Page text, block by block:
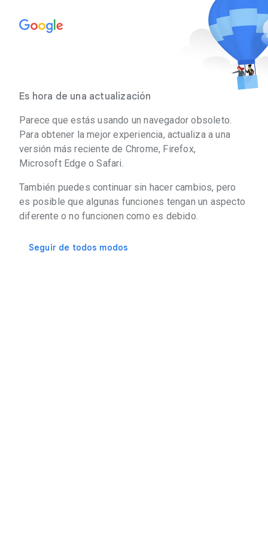
Es hora de una actualización
Parece que estás usando un navegador obsoleto.
Para obtener la mejor experiencia, actualiza a una
versión más reciente de Chrome, Firefox,
Microsoft Edge o Safari.
También puedes continuar sin hacer cambios, pero
es posible que algunas funciones tengan un aspecto
diferente o no funcionen como es debido.
Seguir de todos modos